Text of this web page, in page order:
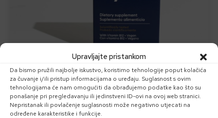
Upravljajte pristankom
Da bismo pružili najbolje iskustvo, koristimo tehnologije poput kolačića
za čuvanje i/ili pristup informacijama o uređaju. Suglasnost s ovim
tehnologijama će nam omogućiti da obrađujemo podatke kao što su
ponašanje pri pregledavanju ili jedinstveni ID-ovi na ovoj web stranici.
Nepristanak ili povlačenje suglasnosti može negativno utjecati na
određene karakteristike i funkcije.